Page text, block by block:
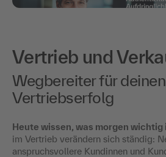
Vertrieb und
Wegbereiter für deinen
Vertriebserfolg
Heute wissen, was morgen wichtig
im Vertrieb verändern sich ständig:
anspruchsvollere Kundinnen und